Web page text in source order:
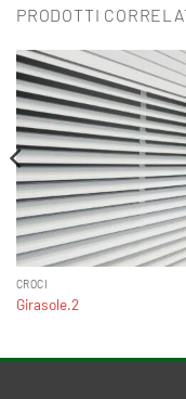
PRODOTTI
CROCI
Girasole.2